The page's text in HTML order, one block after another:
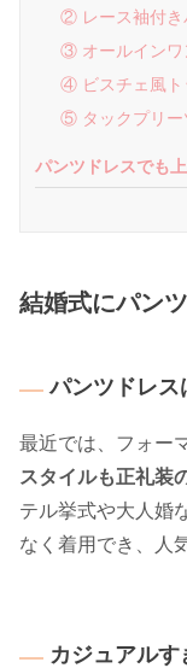
② レース袖付き
③ オールインワ
④ ビスチェ風ト
⑤ タックプリー
パンツドレスでも
結婚式にパン
パンツドレス
最近では、フォー
スタイルも正礼装
テル挙式や大人婚
なく着用でき、人
カジュアル